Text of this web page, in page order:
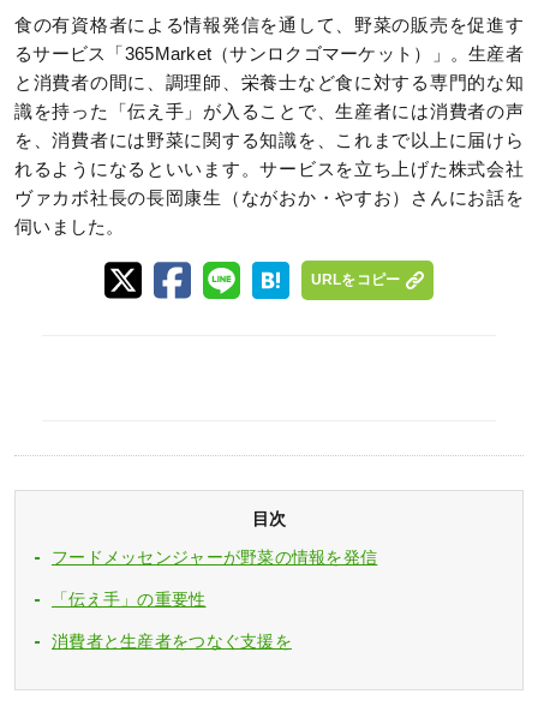
食の有資格者による情報発信を通して、野菜の販売を促進す
るサービス「365Market（サンロクゴマーケット）」。生産者
と消費者の間に、調理師、栄養士など食に対する専門的な知
識を持った「伝え手」が入ることで、生産者には消費者の声
を、消費者には野菜に関する知識を、これまで以上に届けら
れるようになるといいます。サービスを立ち上げた株式会社
ヴァカボ社長の長岡康生（ながおか・やすお）さんにお話を
伺いました。
URLをコピー
目次
フードメッセンジャーが野菜の情報を発信
「伝え手」の重要性
消費者と生産者をつなぐ支援を